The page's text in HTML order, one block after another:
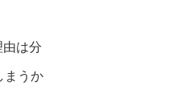
は分
まうか